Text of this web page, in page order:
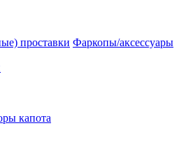
проставки Фаркопы/аксессуары
капота